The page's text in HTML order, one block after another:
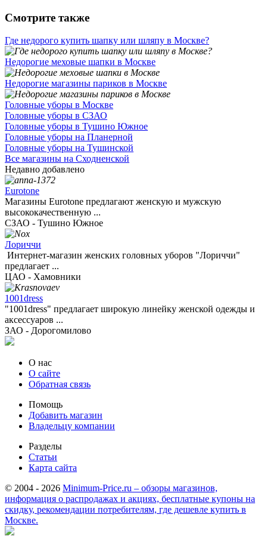
Смотрите также
Где недорого купить шапку или шляпу в Москве?
Недорогие меховые шапки в Москве
Недорогие магазины париков в Москве
Головные уборы в Москве
Головные уборы в СЗАО
Головные уборы в Тушино Южное
Головные уборы на Планерной
Головные уборы на Тушинской
Все магазины на Сходненской
Недавно добавлено
Eurotone
Магазины Eurotone предлагают женскую и мужскую
высококачественную ...
СЗАО - Тушино Южное
Лориччи
Интернет-магазин женских головных уборов "Лориччи"
предлагает ...
ЦАО - Хамовники
1001dress
"1001dress" предлагает широкую линейку женской одежды и
аксессуаров ...
ЗАО - Дорогомилово
О нас
О сайте
Обратная связь
Помощь
Добавить магазин
Владельцу компании
Разделы
Статьи
Карта сайта
© 2004 - 2026 Minimum-Price.ru – обзоры магазинов,
информация о распродажах и акциях, бесплатные купоны на
скидку, рекомендации потребителям, где дешевле купить в
Москве.